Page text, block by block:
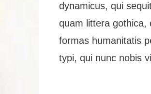
dynamicus, qui
quam littera gothica,
formas humanitatis
typi, qui nunc nobis